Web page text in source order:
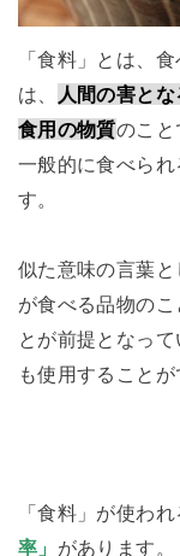
「食料」とは、
は、
人間の害と
食用の物質のこと
一般的に食べら
す。
似た意味の言葉
が食べる品物の
とが前提となっ
も使用することが
「食料」が使わ
率」 があります。